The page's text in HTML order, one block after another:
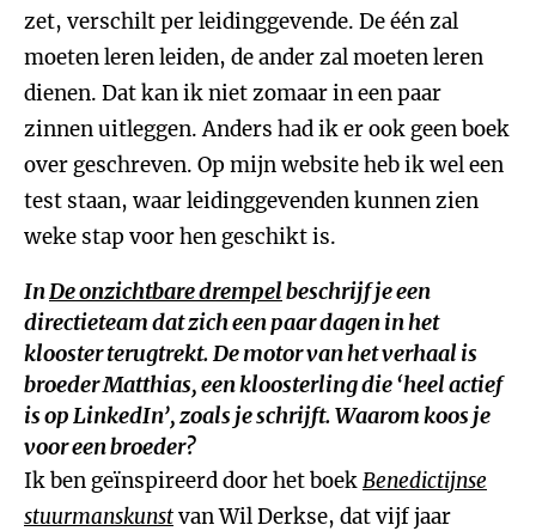
zet, verschilt per leidinggevende. De één zal
moeten leren leiden, de ander zal moeten leren
dienen. Dat kan ik niet zomaar in een paar
zinnen uitleggen. Anders had ik er ook geen boek
over geschreven. Op mijn website heb ik wel een
test staan, waar leidinggevenden kunnen zien
weke stap voor hen geschikt is.
InDe onzichtbare drempelbeschrijf je een
directieteam dat zich een paar dagen in het
klooster terugtrekt. De motor van het verhaal is
broeder Matthias, een kloosterling die ‘heel actief
is op LinkedIn’, zoals je schrijft. Waarom koos je
voor een broeder?
Ik ben geïnspireerd door het boekBenedictijnse
stuurmanskunstvan Wil Derkse, dat vijf jaar